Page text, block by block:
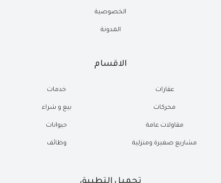
الخصوصية
المدونة
الاقسام
عقارات
محركات
مقاولات عامة
مشاريع صغيرة ومنزلية
خدمات
بيع و شراء
حيوانات
وظائف